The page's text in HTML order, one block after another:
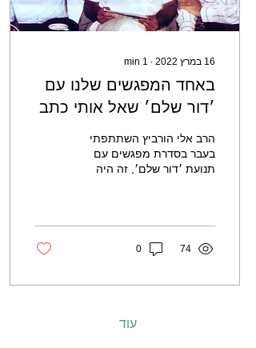
16 במרץ 2022 ∙
1
min
באחד המפגשים שלנו עם
׳דור שלם׳ שאל אותי כתב
מ״ידיעות אחרונות״ למה
אני בא למפגשים? מה יש
לי מזה?
הרב אלי הורביץ השתתפתי
בעבר בסדרת מפגשים עם
תנועת ׳דור שלם׳, זה היה
74
0
עוד